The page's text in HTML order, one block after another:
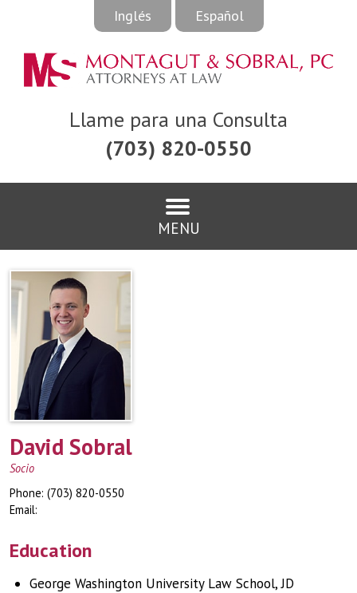
Inglés Español
Llame para una Consulta
(703) 820-0550
MENU
David Sobral
Socio
Phone: (703) 820-0550
Email:
Education
George Washington University Law School, JD